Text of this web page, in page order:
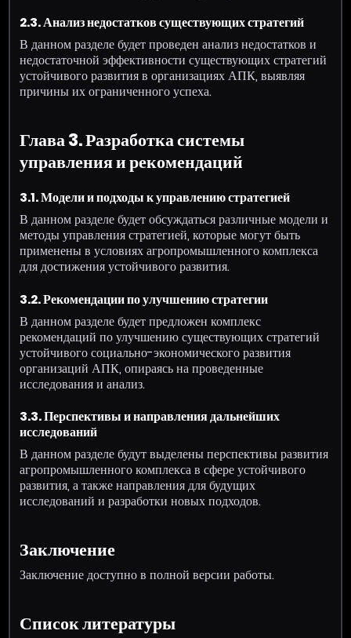
2.3. Анализ недостатков существующих стратегий
В данном разделе будет проведен анализ недостатков и
недостаточной эффективности существующих стратегий
устойчивого развития в организациях АПК, выявляя
причины их ограниченного успеха.
Глава 3. Разработка системы
управления и рекомендаций
3.1. Модели и подходы к управлению стратегией
В данном разделе будет обсуждаться различные модели и
методы управления стратегией, которые могут быть
применены в условиях агропромышленного комплекса
для достижения устойчивого развития.
3.2. Рекомендации по улучшению стратегии
В данном разделе будет предложен комплекс
рекомендаций по улучшению существующих стратегий
устойчивого социально-экономического развития
организаций АПК, опираясь на проведенные
исследования и анализ.
3.3. Перспективы и направления дальнейших
исследований
В данном разделе будут выделены перспективы развития
агропромышленного комплекса в сфере устойчивого
развития, а также направления для будущих
исследований и разработки новых подходов.
Заключение
Заключение доступно в полной версии работы.
Список литературы